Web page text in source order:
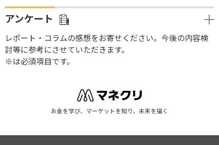
アンケート
レポート・コラムの感想をお寄せください。今後の内容検
討等に参考にさせていただきます。
※は必須項目です。
お金を学び、マーケットを知り、未来を描く